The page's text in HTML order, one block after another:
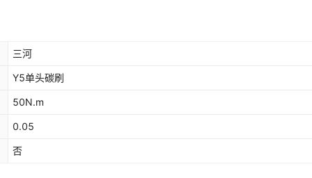
三河
Y5单头碳刷
50N.m
0.05
否